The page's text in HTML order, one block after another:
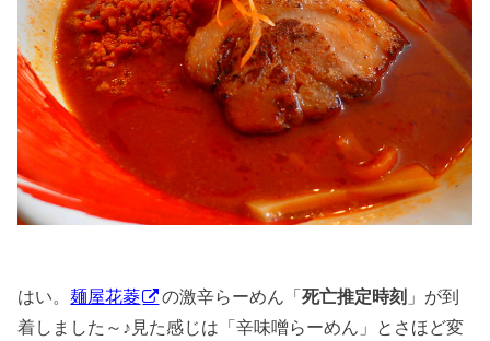
はい。麺屋花菱 の激辛らーめん「死亡推定時刻 」が到
着しました～♪見た感じは「辛味噌らーめん」とさほど変